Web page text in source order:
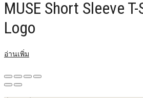
MUSE Short Sleeve
Logo
อ่านเพิ่ม